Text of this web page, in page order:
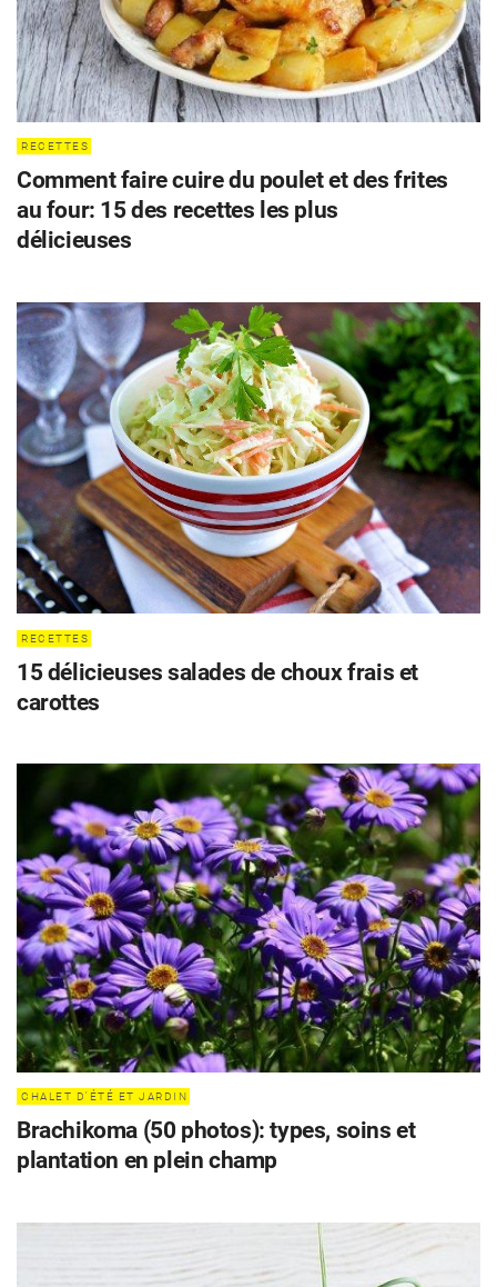
Comment faire cuire du poulet et des frites
au four: 15 des recettes les plus
délicieuses
RECETTES
15 délicieuses salades de choux frais et
carottes
RECETTES
Brachikoma (50 photos): types, soins et
plantation en plein champ
CHALET D'ÉTÉ ET JARDIN